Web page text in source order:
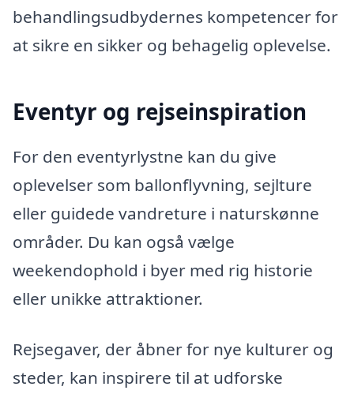
behandlingsudbydernes kompetencer for
at sikre en sikker og behagelig oplevelse.
Eventyr og rejseinspiration
For den eventyrlystne kan du give
oplevelser som ballonflyvning, sejlture
eller guidede vandreture i naturskønne
områder. Du kan også vælge
weekendophold i byer med rig historie
eller unikke attraktioner.
Rejsegaver, der åbner for nye kulturer og
steder, kan inspirere til at udforske